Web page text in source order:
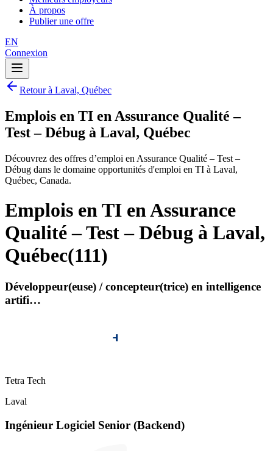
À propos
Publier une offre
EN
Connexion
Retour à Laval, Québec
Emplois en TI en Assurance Qualité –
Test – Débug à Laval, Québec
Découvrez des offres d’emploi en Assurance Qualité – Test –
Débug dans le domaine opportunités d'emploi en TI à Laval,
Québec, Canada.
Emplois en TI en Assurance
Qualité – Test – Débug à Laval,
Québec(111)
Développeur(euse) / concepteur(trice) en intelligence
artifi…
Tetra Tech
Laval
Ingénieur Logiciel Senior (Backend)